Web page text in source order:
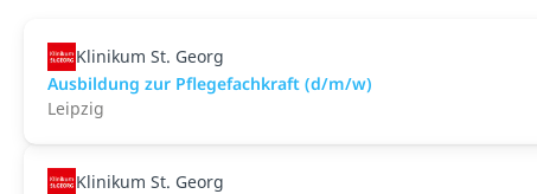
Klinikum St. Georg
Ausbildung zur Pflegefachkraft (d/m/w)
Leipzig
Klinikum St. Georg